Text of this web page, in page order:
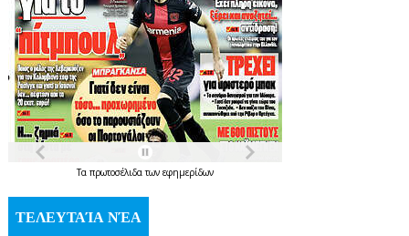
Τα πρωτοσέλιδατων εφημερίδων
ΤΕΛΕΥΤΑΊΑ ΝΈΑ